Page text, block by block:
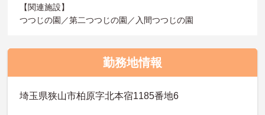
【関連施設】
つつじの園／第二つつじの園／入間つつじの園
勤務地情報
埼玉県狭山市柏原字北本宿1185番地6